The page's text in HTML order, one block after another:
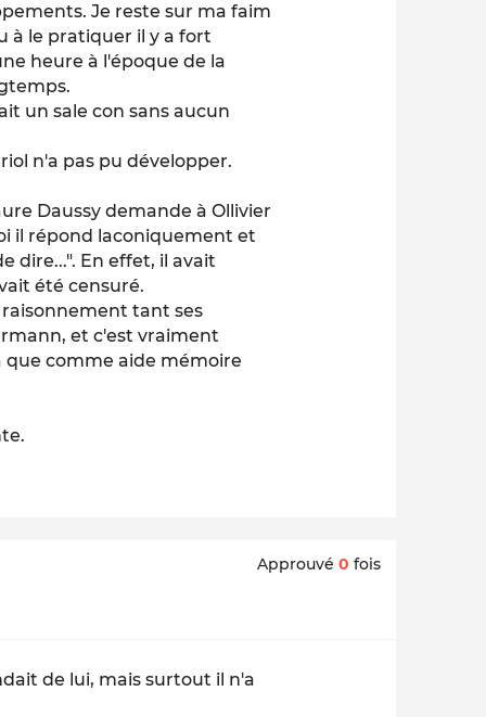
Je reste sur ma faim
à le pratiquer il y a fort
heure à l'époque de la
un sale con sans aucun
n'a pas pu développer.
Daussy demande à Ollivier
il répond laconiquement et
dire...". En effet, il avait
été censuré.
raisonnement tant ses
et c'est vraiment
que comme aide mémoire
Approuvé 0 fois
de lui, mais surtout il n'a